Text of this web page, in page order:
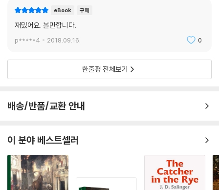
eBook 구매
재밌어요. 볼만합니다.
p*****4 2018.09.16. 0
한줄평 전체보기
배송/반품/교환 안내
이 분야 베스트셀러